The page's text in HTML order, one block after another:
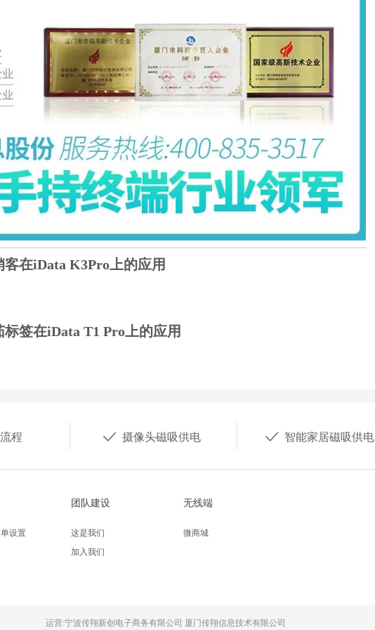
客在iData K3Pro上的应用
标签在iData T1 Pro上的应用
程  摄像头磁吸供电  智能家居磁吸供电
设置
团队建设
这是我们
加入我们
无线端
微商城
运营:宁波传翔新创电子商务有限公司 厦门传翔信息技术有限公司